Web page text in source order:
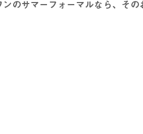
ンのサマーフォーマルなら、そ